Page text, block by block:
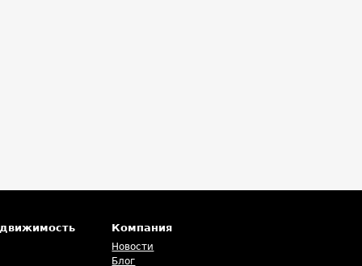
Компания
Новости
Блог